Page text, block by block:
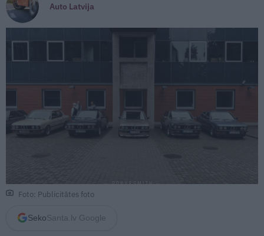
Auto Latvija
Foto: Publicitātes foto
Seko Santa.lv Google